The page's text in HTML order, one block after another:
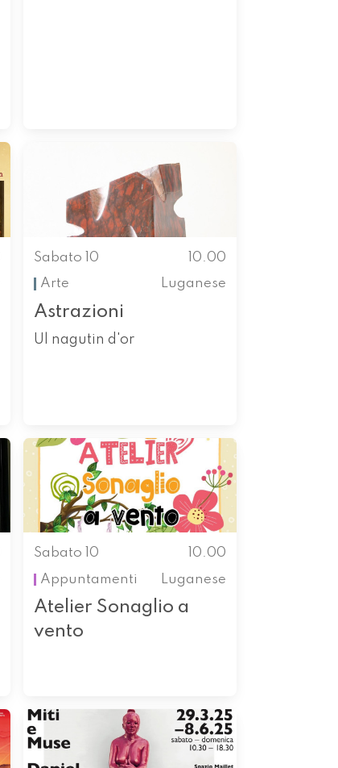
Sabato 10
10.00
Arte
Luganese
Astrazioni
Ul nagutin d'or
Sabato 10
10.00
Appuntamenti
Luganese
Atelier Sonaglio a
vento